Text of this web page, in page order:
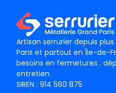
Artisan serrurier depuis
Paris et partout en Île-de-
besoins en fermetures :
entretien.
SIREN : 914 560 875